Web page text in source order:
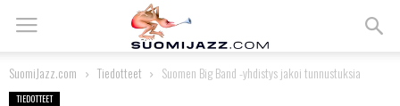
SuomiJazz.com Tiedotteet Suomen Big Band -yhdistys jakoi tunnustuksia
TIEDOTTEET